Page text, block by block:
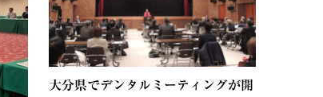
大分県でデンタルミーティングが開